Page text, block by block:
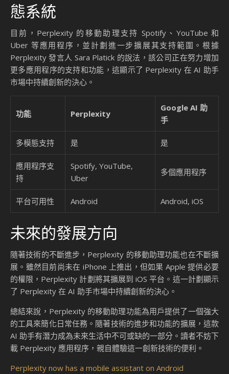
態系統
目前，Perplexity 的移動助理支持 Spotify、YouTube 和
Uber 等應用程序，並計劃進一步擴展其支持範圍。根據
Perplexity 發言人 Sara Platick 的說法，該公司正在努力增加
更多應用程序的支持和功能，這顯示了 Perplexity 在 AI 助手
市場中持續創新的決心。
功能 Perplexity
Google AI 助
手
多模態支持 是 是
應用程序支
持
Spotify, YouTube,
Uber
多個應用程序
平台可用性 Android Android, iOS
未來的發展方向
隨著技術的不斷進步，Perplexity 的移動助理功能也在不斷擴
展。雖然目前尚未在 iPhone 上推出，但如果 Apple 提供必要
的權限，Perplexity 計劃將其擴展到 iOS 平台。這一計劃顯示
了 Perplexity 在 AI 助手市場中持續創新的決心。
總結來說，Perplexity 的移動助理功能為用戶提供了一個強大
的工具來簡化日常任務。隨著技術的進步和功能的擴展，這款
AI 助手有潛力成為未來生活中不可或缺的一部分。讀者不妨下
載 Perplexity 應用程序，親自體驗這一創新技術的便利。
Perplexity now has a mobile assistant on Android